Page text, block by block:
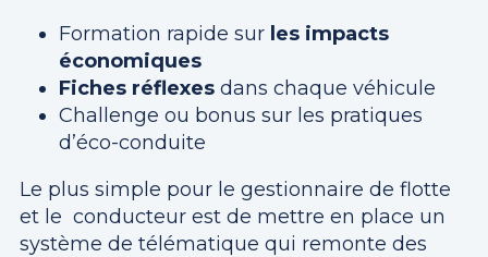
Formation rapide sur les impacts
économiques
Fiches réflexes dans chaque véhicule
Challenge ou bonus sur les pratiques
d’éco-conduite
Le plus simple pour le gestionnaire de flotte
et le conducteur est de mettre en place un
système de télématique qui remonte des